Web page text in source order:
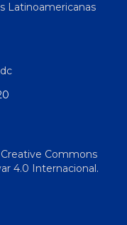
Latinoamericanas
Commons
4.0 Internacional.